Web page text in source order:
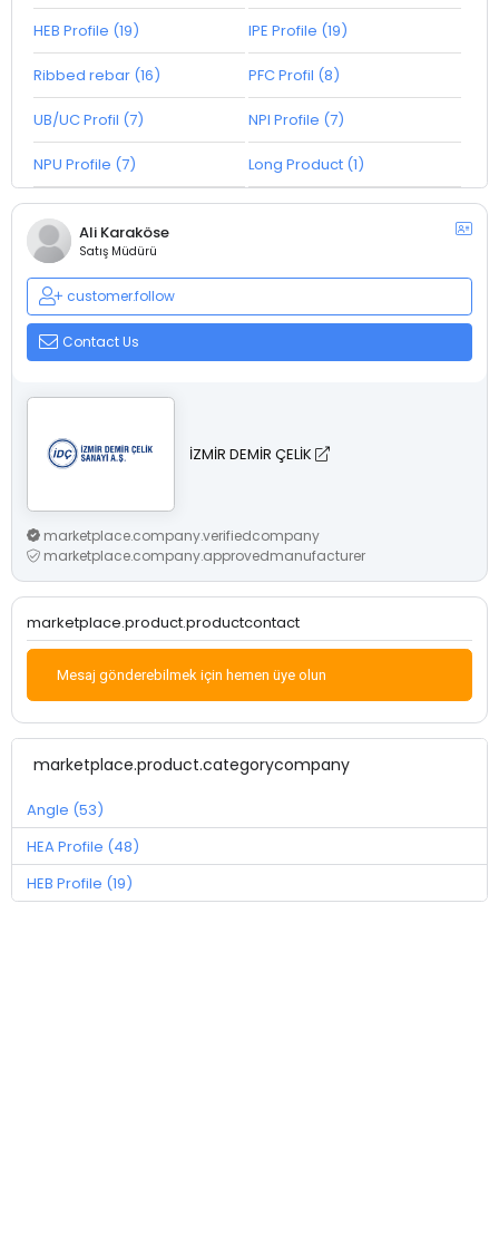
HEB Profile (19) IPE Profile (19)
Ribbed rebar (16) PFC Profil (8)
UB/UC Profil (7) NPI Profile (7)
NPU Profile (7) Long Product (1)
Ali Karaköse
Satış Müdürü
customer.follow
Contact Us
İZMİR DEMİR ÇELİK
marketplace.company.verifiedcompany
marketplace.company.approvedmanufacturer
marketplace.product.productcontact
Mesaj gönderebilmek için hemen üye olun
marketplace.product.categorycompany
Angle (53)
HEA Profile (48)
HEB Profile (19)